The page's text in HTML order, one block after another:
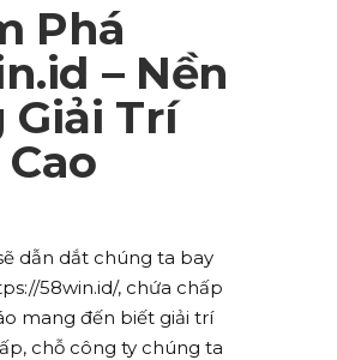
Phá
– Nền
Giải Trí
dẫn dắt chúng ta bay
58win.id/, chứa chấp
mang đến biết giải trí
chỗ công ty chúng ta